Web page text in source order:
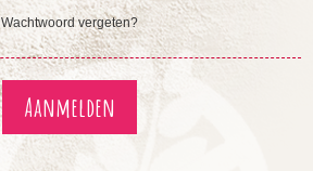
Wachtwoord vergeten?